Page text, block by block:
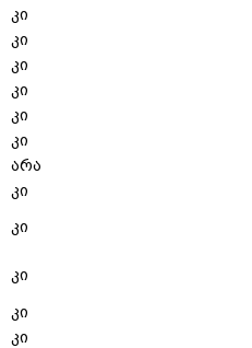
კი
კი
კი
კი
კი
კი
არა
კი
კი
კი
კი
კი